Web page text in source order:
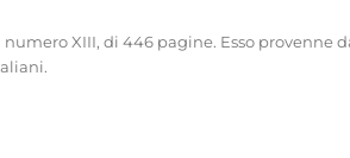
XIII, di 446 pagine. Esso provenne